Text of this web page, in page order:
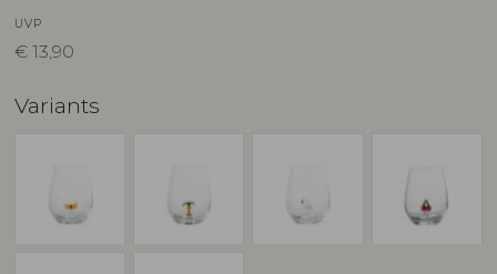
UVP
€ 13,90
Variants